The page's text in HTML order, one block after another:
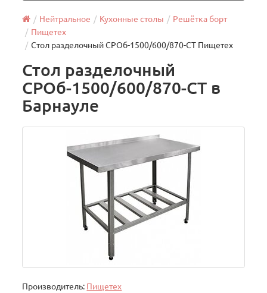
Нейтральное Кухонные столы
Решётка борт
Пищетех
Стол разделочный СРОб-1500/600/870-СТ Пищетех
Стол разделочный
СРОб-1500/600/870-СТ в
Барнауле
Производитель: Пищетех